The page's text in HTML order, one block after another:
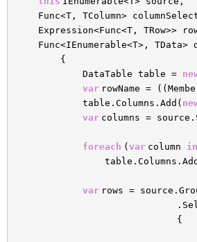
Func<T, TColumn>
Expression<Func<T, TRow>>
Func<IEnumerable<T>,
{
DataTable table =
var rowName =
table.Columns.Add(
var columns =
foreach ( var column in
var rows =
{